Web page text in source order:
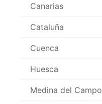
Canarias
Cataluña
Cuenca
Huesca
Medina del Campo